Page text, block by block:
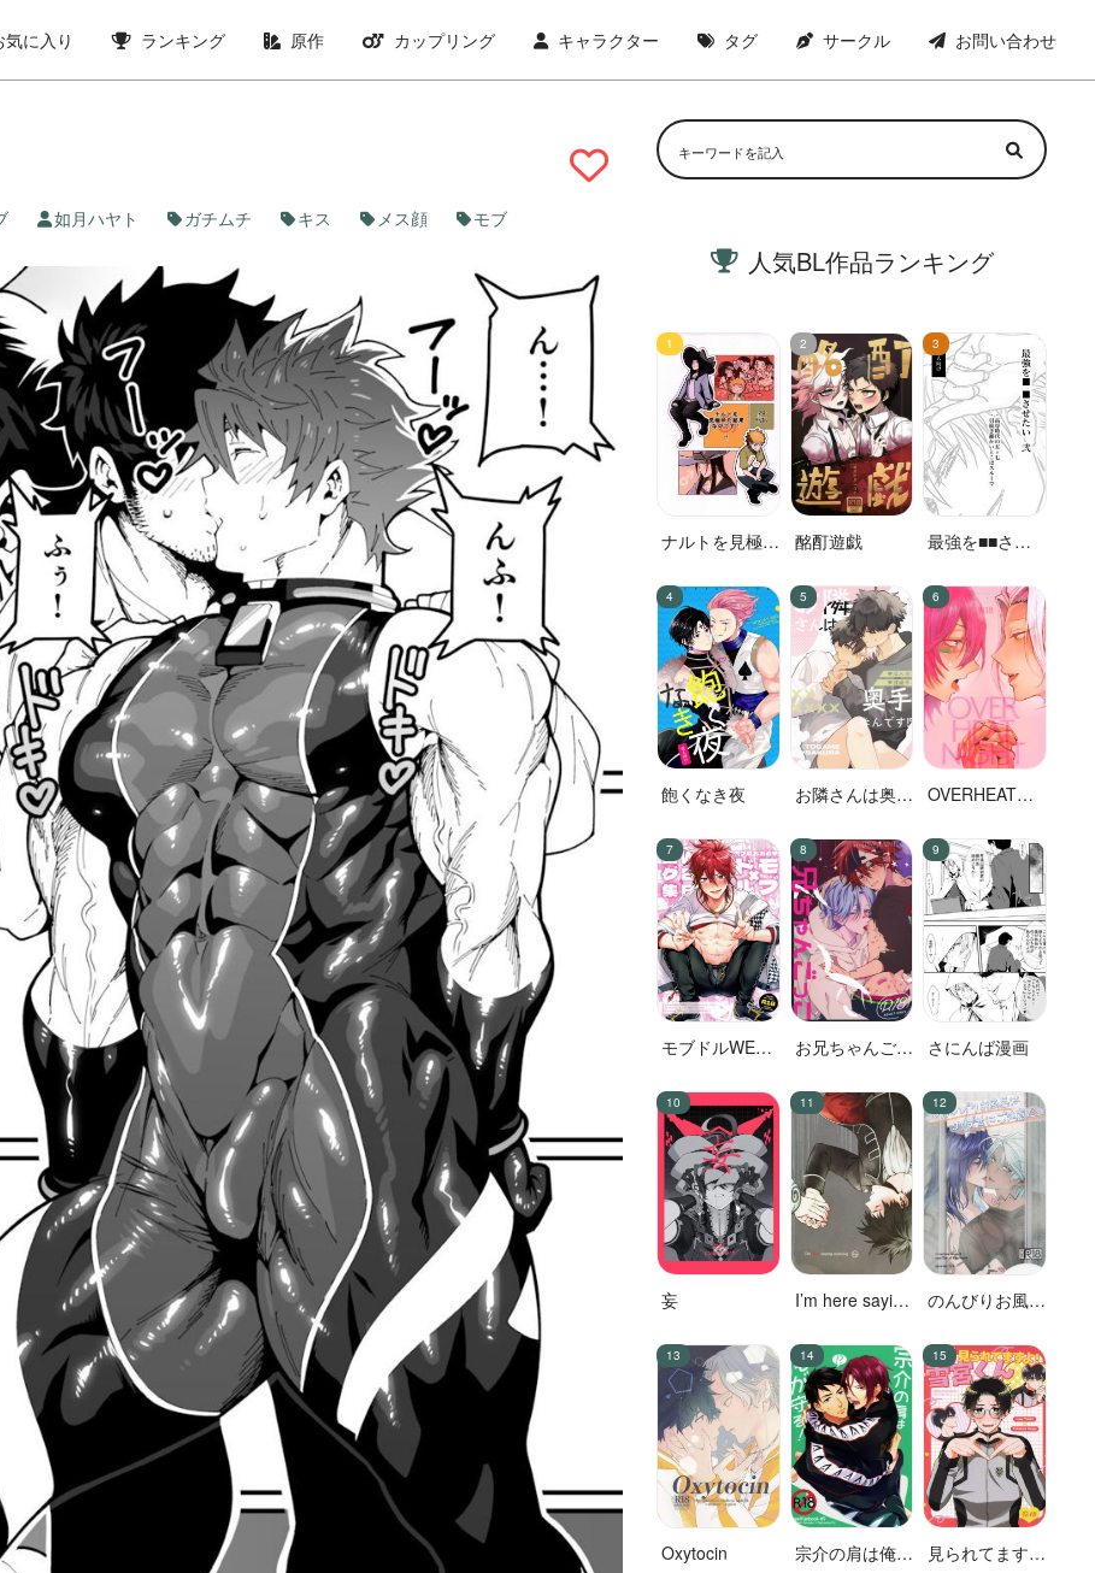
気に入り ランキング 原作 カップリング キャラクター タグ サークル お問い合わせ
如月ハヤト ガチムチ キス メス顔
モブ
人気BL作品ランキング
ナルトを見極め
す!
酩酊遊戯
最強を■■させ
飽くなき夜
お隣さんは奥手
OVERHEAT
モブドルWEB
お兄ちゃんごっ
さにんば漫画
妄
I’m here saying
のんびりお風呂
意！
Oxytocin
宗介の肩は俺が
見られてます